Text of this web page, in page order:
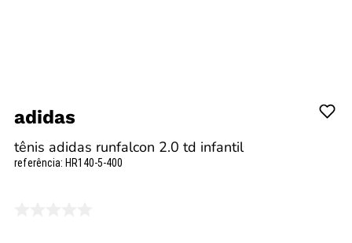
adidas
tênis adidas runfalcon 2.0 td infantil
referência: HR140-5-400